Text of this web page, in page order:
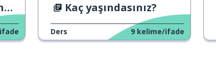
Kaç yaşındasınız?
Ders 9 kelime/ifade